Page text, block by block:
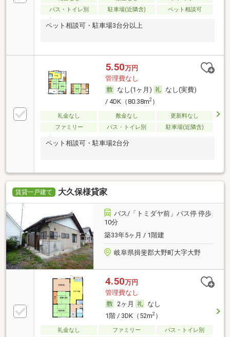
バス・トイレ別
駐車場(近隣含) ペット相談可
ペット相談可・駐車場3台分以上
5.50万円
管理費なし
なし(1ヶ月)
なし(実費)
/ 4DK（80.38m2）
礼金なし 敷金なし
更新料なし
ファミリー
バス・トイレ別 駐車場(近隣含)
ペット相談可・駐車場2台分
賃貸一戸建て 大久保様貸家
バス/「トミダヤ前」バス停 停歩
10分
築33年5ヶ月 / 1階建
岐阜県揖斐郡大野町大字大野
4.50万円
管理費なし
2ヶ月
なし
1階 / 3DK（52m2）
礼金なし ファミリー
バス・トイレ別